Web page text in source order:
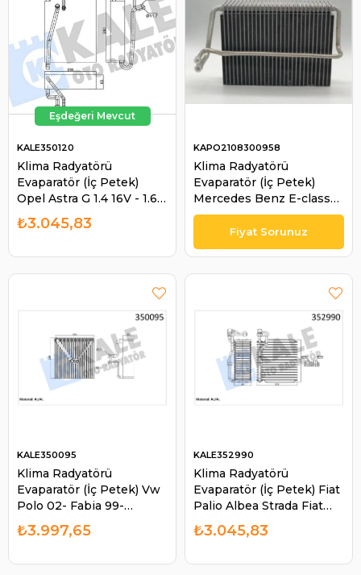
Klima Radyatörü
Evaparatör (İç Petek)
Opel Astra G 1.4 16V - 1.6
16V 2005-2009 / Astra F
Classıc 1.4İ 1998-2002 /
KALE350120
₺3.045,83
Klima Radyatörü
Evaparatör (İç Petek)
Mercedes Benz E-class
W210 S210 E55 | KAPO
2108300958
KAPO2108300958
Klima Radyatörü
Evaparatör (İç Petek) Vw
Polo 02- Fabia 99-
Cordoba 02- Ibiza 12-
Toledo IV 12- | KALE
KALE350095
₺3.997,65
Klima Radyatörü
Evaparatör (İç Petek) Fiat
Palio Albea Strada Fiat
Palio | KALE 352990
KALE352990
₺3.045,83